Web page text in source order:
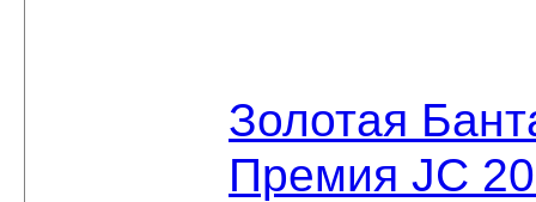
Золотая
Премия JC